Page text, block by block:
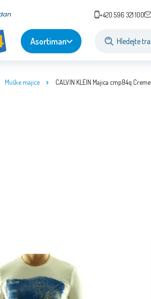
+420 596 321 100
Asortiman
Muške majice CALVIN KLEIN Majica cmp84q Creme